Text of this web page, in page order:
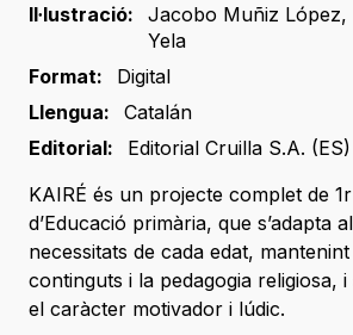
Il·lustració:
Jacobo Muñiz López,
Yela
Format:
Digital
Llengua:
Catalán
Editorial:
Editorial Cruilla S.A. (ES)
KAIRÉ és un projecte complet de
d’Educació primària, que s’adapta
necessitats de cada edat,
continguts i la pedagogia religiosa, i
el caràcter motivador i lúdic.